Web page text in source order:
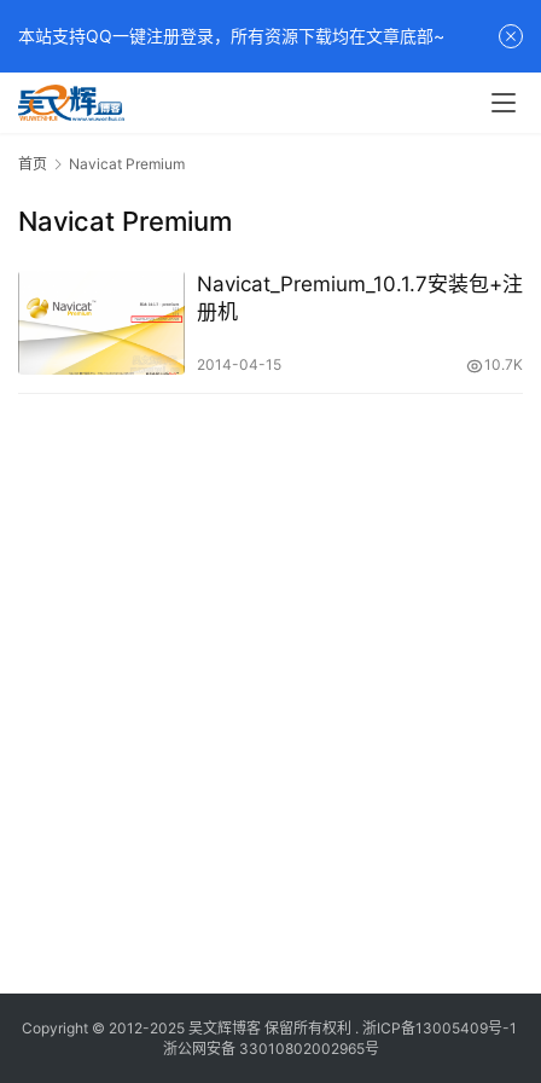
首页 Navicat Premium
Navicat Premium
Navicat_Premium_10.1.7安装包+注
册机
2014-04-15 10.7K
Copyright © 2012-2025 吴文辉博客保留所有权利 . 浙ICP备13005409号-1
浙公网安备 33010802002965号
本站支持QQ一键注册登录，所有资源下载均在文章底部~